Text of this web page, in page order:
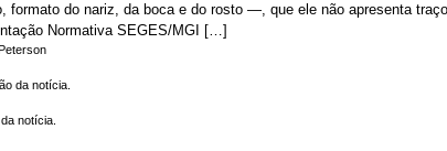
formato do nariz, da boca e do rosto —, que ele não apresenta
Normativa SEGES/MGI […]